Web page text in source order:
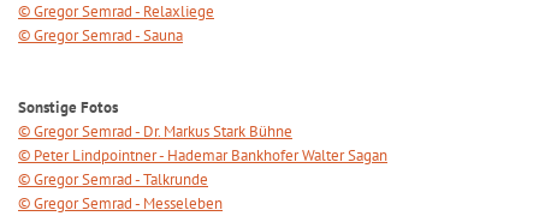
© Gregor Semrad - Relaxliege
© Gregor Semrad - Sauna
Sonstige Fotos
© Gregor Semrad - Dr. Markus Stark Bühne
© Peter Lindpointner - Hademar Bankhofer Walter Sagan
© Gregor Semrad - Talkrunde
© Gregor Semrad - Messeleben